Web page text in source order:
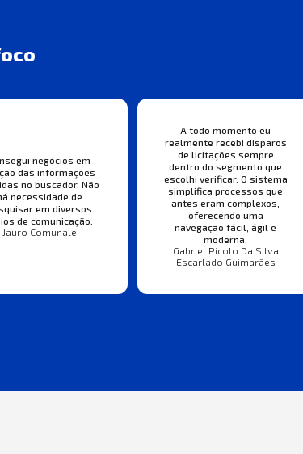
negócios em
das informações
no buscador. Não
necessidade de
em diversos
de comunicação.
Jauro Comunale
A todo momento eu
realmente recebi disparos
de licitações sempre
dentro do segmento que
escolhi verificar. O sistema
simplifica processos que
antes eram complexos,
oferecendo uma
navegação fácil, ágil e
moderna.
Gabriel Picolo Da Silva
Escarlado Guimarães